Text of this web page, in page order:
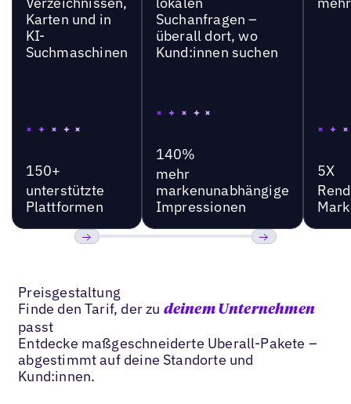
Karten und in
KI-
Suchmaschinen
150+
unterstützte
Plattformen
Suchanfragen –
überall dort, wo
Kund:innen suchen
140%
mehr
markenunabhängige
Impressionen
5X
Preisgestaltung
Finde den Tarif, der zu deinem Unternehmen
passt
Entdecke maßgeschneiderte Uberall-Pakete –
abgestimmt auf deine Standorte und
Kund:innen.